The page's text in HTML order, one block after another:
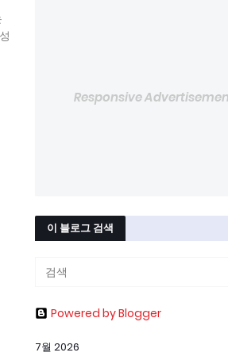
Responsive
이 블로그 검색
Powered by Blogger
7월 2026